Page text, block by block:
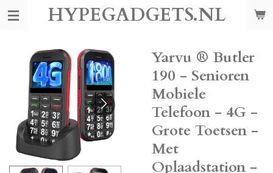
Ga
hoofdinhoud
HYPEGADGETS.NL
Yarvu ® Butler
190 - Senioren
Mobiele
Telefoon - 4G -
Grote Toetsen -
Met
Oplaadstation -